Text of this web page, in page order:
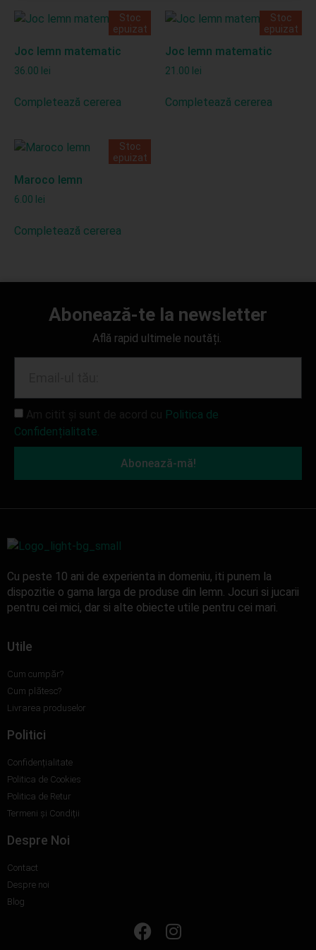
Stoc
epuizat
Joc lemn matematic
36.00 lei
Completează cererea
Stoc
epuizat
Joc lemn matematic
21.00 lei
Completează cererea
Stoc
epuizat
Maroco lemn
6.00 lei
Completează cererea
Abonează-te la newsletter
Află rapid ultimele noutăți.
Politica de
Confidențialitate.
Abonează-mă!
Cu peste 10 ani de experienta in domeniu, iti punem la
dispozitie o gama larga de produse din lemn. Jocuri si jucarii
pentru cei mici, dar si alte obiecte utile pentru cei mari.
Utile
Cum cumpăr?
Cum plătesc?
Livrarea produselor
Politici
Confidențialitate
Politica de Cookies
Politica de Retur
Termeni și Condiții
Despre Noi
Contact
Despre noi
Blog